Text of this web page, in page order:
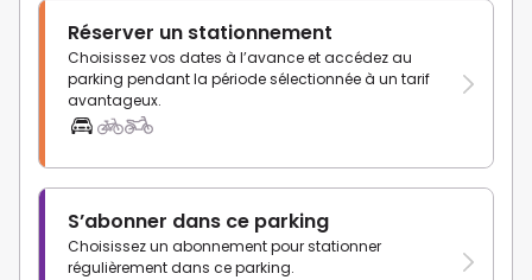
Réserver un stationnement
Choisissez vos dates à l’avance et accédez au
parking pendant la période sélectionnée à un tarif
avantageux.
S’abonner dans ce parking
Choisissez un abonnement pour stationner
régulièrement dans ce parking.